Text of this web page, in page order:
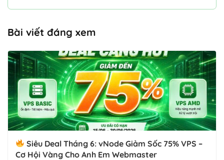
Bài viết đáng xem
Siêu Deal Tháng 6: vNode Giảm Sốc 75% VPS –
Cơ Hội Vàng Cho Anh Em Webmaster